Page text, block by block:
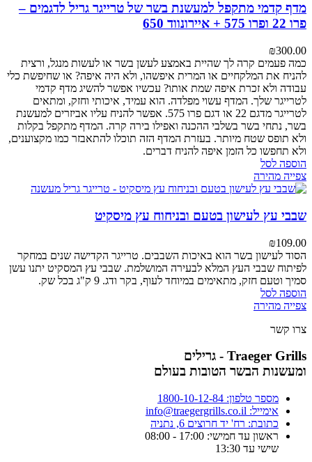
מדף קדמי מתקפל למעשנת בשר של טרייגר גריל לדגמים –
פרו 22 ופרו 575 + איירונווד 650
₪300.00
כמה פעמים קרה לך שהיית באמצע לעשן בשר או לעשות מנגל, ורצית
להניח את המלקחיים או המרית איפשהו, ולא היה איפה? או שחיפשת כלי
עבודה ולא זכרת איפה שמת אותו? עכשיו אפשר להשיג מדף קדמי
לטרייגר שלך. המדף עשוי מפלדה. הוא עמיד, איכותי וחזק, ומתאים
לטרייגר מדגם 22 או דגם פרו 575. אפשר להניח עליו אביזרים למעשנת
בשר, נתחי בשר בשלבי ההכנה ואפילו בירה קרה. המדף מתקפל בקלות
ולא תופס שטח מיותר. בעזרת המדף הזה תוכלו להתאבזר כמו מקצוענים,
ולא תחפשו כל הזמן איפה להניח דברים.
הוספה לסל
צפייה מהירה
שבבי עץ לעישון בטעם ובניחוח עץ מיסקיט
₪109.00
הסוד לעישון בשר הוא באיכות השבבים. טרייגר הקדישה שנים במחקר
לפיתוח שבבי העץ המלא לבעירה המושלמת. שבבי עץ המסקיט יתנו עשן
סמיך וטעם חזק, מתאימים במיוחד לעוף, בקר ודג. 9 ק"ג בכל שק.
הוספה לסל
צפייה מהירה
צרו קשר
Traeger Grills - גרילים
ומעשנות הבשר הטובות בעולם
מספר טלפון: 1800-10-12-84
אימייל: info@traegergrills.co.il
כתובת: רח' יד חרוצים 6, נתניה
ראשון עד חמישי: 17:00 - 08:00
שישי עד 13:30